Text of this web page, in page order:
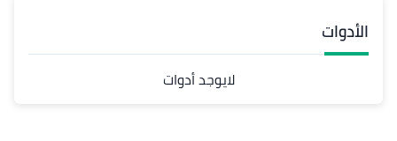
الأدوات
لايوجد أدوات